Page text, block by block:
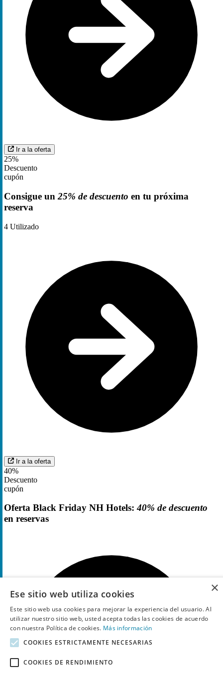
Ir a la oferta
25%
Descuento
cupón
Consigue un 25% de descuento en tu próxima
reserva
4 Utilizado
Ir a la oferta
40%
Descuento
cupón
Oferta Black Friday NH Hotels:40% de descuento
en reservas
×
Ese sitio web utiliza cookies
Este sitio web usa cookies para mejorar la experiencia del usuario. Al
utilizar nuestro sitio web, usted acepta todas las cookies de acuerdo
con nuestra Política de cookies. Más información
COOKIES ESTRICTAMENTE NECESARIAS
COOKIES DE RENDIMIENTO